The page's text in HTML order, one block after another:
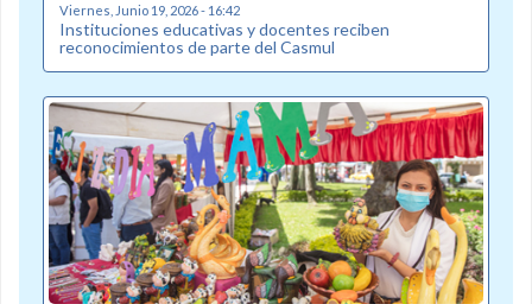
Viernes, Junio 19, 2026 - 16:42
Instituciones educativas y docentes reciben
reconocimientos de parte del Casmul